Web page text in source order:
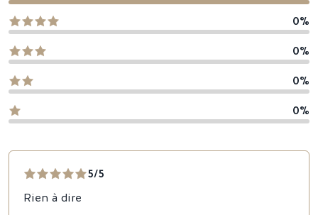
0%
0%
0%
0%
5/5
Rien à dire